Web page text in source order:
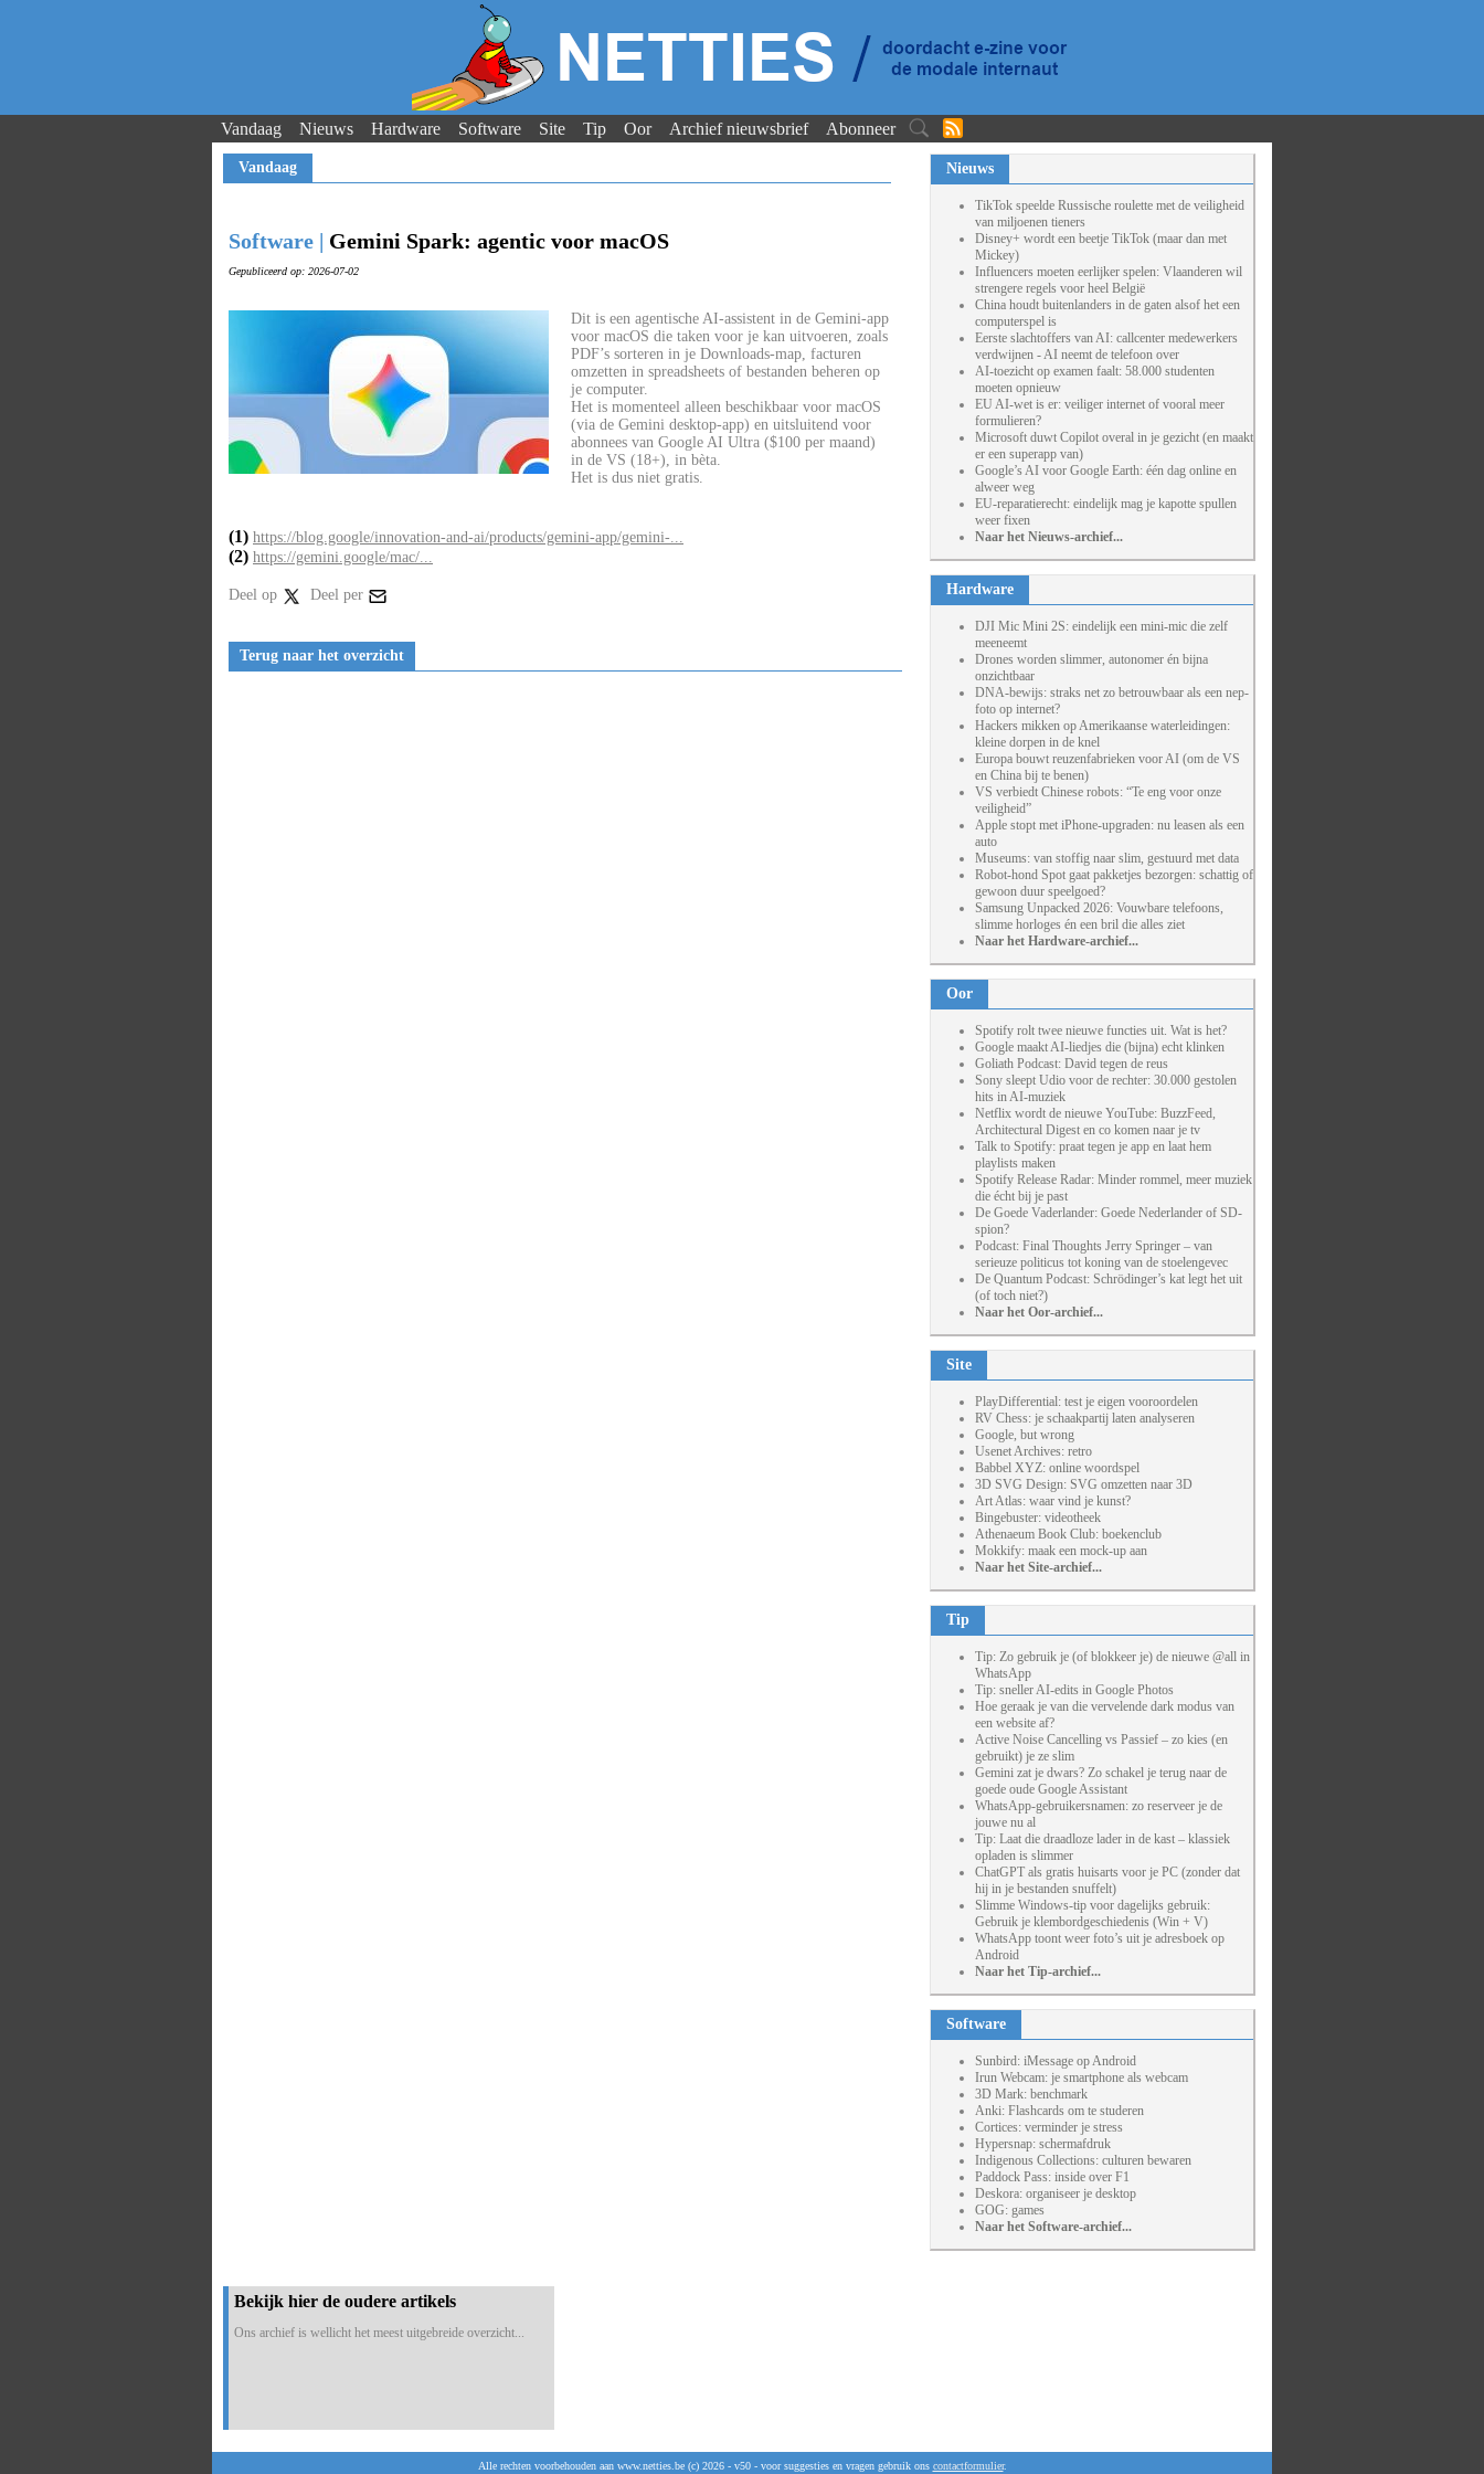
Vandaag Nieuws Hardware Software Site Tip Oor Archief nieuwsbrief Abonneer
Vandaag
Software | Gemini Spark: agentic voor macOS
Gepubliceerd op: 2026-07-02
Dit is een agentische AI-assistent in de Gemini-app
voor macOS die taken voor je kan uitvoeren, zoals
PDF’s sorteren in je Downloads-map, facturen
omzetten in spreadsheets of bestanden beheren op
je computer.
Het is momenteel alleen beschikbaar voor macOS
(via de Gemini desktop-app) en uitsluitend voor
abonnees van Google AI Ultra ($100 per maand)
in de VS (18+), in bèta.
Het is dus niet gratis.
(1) https://blog.google/innovation-and-ai/products/gemini-app/gemini-...
(2) https://gemini.google/mac/...
Deel op Deel per
Terug naar het overzicht
Nieuws
TikTok speelde Russische roulette met de veiligheid
van miljoenen tieners
Disney+ wordt een beetje TikTok (maar dan met
Mickey)
Influencers moeten eerlijker spelen: Vlaanderen wil
strengere regels voor heel België
China houdt buitenlanders in de gaten alsof het een
computerspel is
Eerste slachtoffers van AI: callcenter medewerkers
verdwijnen - AI neemt de telefoon over
AI-toezicht op examen faalt: 58.000 studenten
moeten opnieuw
EU AI-wet is er: veiliger internet of vooral meer
formulieren?
Microsoft duwt Copilot overal in je gezicht (en maakt
er een superapp van)
Google’s AI voor Google Earth: één dag online en
alweer weg
EU-reparatierecht: eindelijk mag je kapotte spullen
weer fixen
Naar het Nieuws-archief...
Hardware
DJI Mic Mini 2S: eindelijk een mini-mic die zelf
meeneemt
Drones worden slimmer, autonomer én bijna
onzichtbaar
DNA-bewijs: straks net zo betrouwbaar als een nep-
foto op internet?
Hackers mikken op Amerikaanse waterleidingen:
kleine dorpen in de knel
Europa bouwt reuzenfabrieken voor AI (om de VS
en China bij te benen)
VS verbiedt Chinese robots: “Te eng voor onze
veiligheid”
Apple stopt met iPhone-upgraden: nu leasen als een
auto
Museums: van stoffig naar slim, gestuurd met data
Robot-hond Spot gaat pakketjes bezorgen: schattig of
gewoon duur speelgoed?
Samsung Unpacked 2026: Vouwbare telefoons,
slimme horloges én een bril die alles ziet
Naar het Hardware-archief...
Oor
Spotify rolt twee nieuwe functies uit. Wat is het?
Google maakt AI-liedjes die (bijna) echt klinken
Goliath Podcast: David tegen de reus
Sony sleept Udio voor de rechter: 30.000 gestolen
hits in AI-muziek
Netflix wordt de nieuwe YouTube: BuzzFeed,
Architectural Digest en co komen naar je tv
Talk to Spotify: praat tegen je app en laat hem
playlists maken
Spotify Release Radar: Minder rommel, meer muziek
die écht bij je past
De Goede Vaderlander: Goede Nederlander of SD-
spion?
Podcast: Final Thoughts Jerry Springer – van
serieuze politicus tot koning van de stoelengevec
De Quantum Podcast: Schrödinger’s kat legt het uit
(of toch niet?)
Naar het Oor-archief...
Site
PlayDifferential: test je eigen vooroordelen
RV Chess: je schaakpartij laten analyseren
Google, but wrong
Usenet Archives: retro
Babbel XYZ: online woordspel
3D SVG Design: SVG omzetten naar 3D
Art Atlas: waar vind je kunst?
Bingebuster: videotheek
Athenaeum Book Club: boekenclub
Mokkify: maak een mock-up aan
Naar het Site-archief...
Tip
Tip: Zo gebruik je (of blokkeer je) de nieuwe @all in
WhatsApp
Tip: sneller AI-edits in Google Photos
Hoe geraak je van die vervelende dark modus van
een website af?
Active Noise Cancelling vs Passief – zo kies (en
gebruikt) je ze slim
Gemini zat je dwars? Zo schakel je terug naar de
goede oude Google Assistant
WhatsApp-gebruikersnamen: zo reserveer je de
jouwe nu al
Tip: Laat die draadloze lader in de kast – klassiek
opladen is slimmer
ChatGPT als gratis huisarts voor je PC (zonder dat
hij in je bestanden snuffelt)
Slimme Windows-tip voor dagelijks gebruik:
Gebruik je klembordgeschiedenis (Win + V)
WhatsApp toont weer foto’s uit je adresboek op
Android
Naar het Tip-archief...
Software
Sunbird: iMessage op Android
Irun Webcam: je smartphone als webcam
3D Mark: benchmark
Anki: Flashcards om te studeren
Cortices: verminder je stress
Hypersnap: schermafdruk
Indigenous Collections: culturen bewaren
Paddock Pass: inside over F1
Deskora: organiseer je desktop
GOG: games
Naar het Software-archief...
Bekijk hier de oudere artikels
Ons archief is wellicht het meest uitgebreide overzicht...
Alle rechten voorbehouden aan www.netties.be (c) 2026 - v50 - voor suggesties en vragen gebruik ons contactformulier.